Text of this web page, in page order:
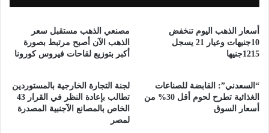
أسعار الذهب اليوم تنخفض
10جنيهات وعيار 21 يسجل
1215جنيها
مصنعي الذهب مستقبل سعر
الذهب الآن أصبح مرتبط بصورة
أكبر بتوزيع لقاحات فيروس كورونا
“السعدني”: القابضة للصناعات
الغذائية تطرح لحوم أقل 30% من
أسعار السوق
لجنة التجارة الخارجية بالمستوردين
تطالب بإعادة النظر في القرار 43
الخاص بالمصانع الآجنبية المصدرة
لمصر